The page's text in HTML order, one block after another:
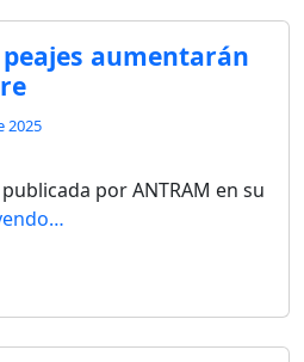
peajes aumentarán
2025
por ANTRAM en su